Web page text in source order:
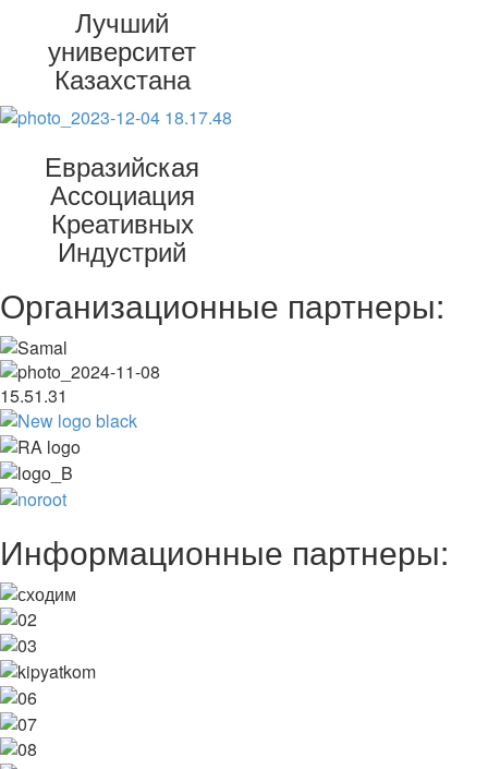
Лучший
университет
Казахстана
Евразийская
Ассоциация
Креативных
Индустрий
Организационные партнеры:
Информационные партнеры: